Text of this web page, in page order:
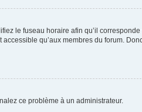
le fuseau horaire afin qu’il corresponde
qu’aux membres du forum.
ce problème à un administrateur.